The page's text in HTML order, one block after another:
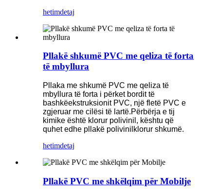
hetimdetaj
Pllakë shkumë PVC me qeliza të forta
të mbyllura
Pllaka me shkumë PVC me qeliza të
mbyllura të forta i përket bordit të
bashkëekstruksionit PVC, një fletë PVC e
zgjeruar me cilësi të lartë.Përbërja e tij
kimike është klorur polivinil, kështu që
quhet edhe pllakë polivinilklorur shkumë.
hetimdetaj
Pllakë PVC me shkëlqim për Mobilje